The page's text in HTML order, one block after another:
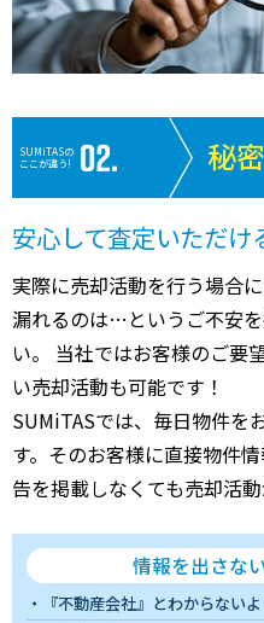
SUMiTASの
ここが違う!
秘
安心して査定いただ
実際に売却活動を行う場合
漏れるのは…というご不安
い。 当社ではお客様のご要
い売却活動も可能です！
SUMiTASでは、毎日物件を
す。そのお客様に直接物件
告を掲載しなくても売却活動
情報を出さな
『不動産会社』とわからない